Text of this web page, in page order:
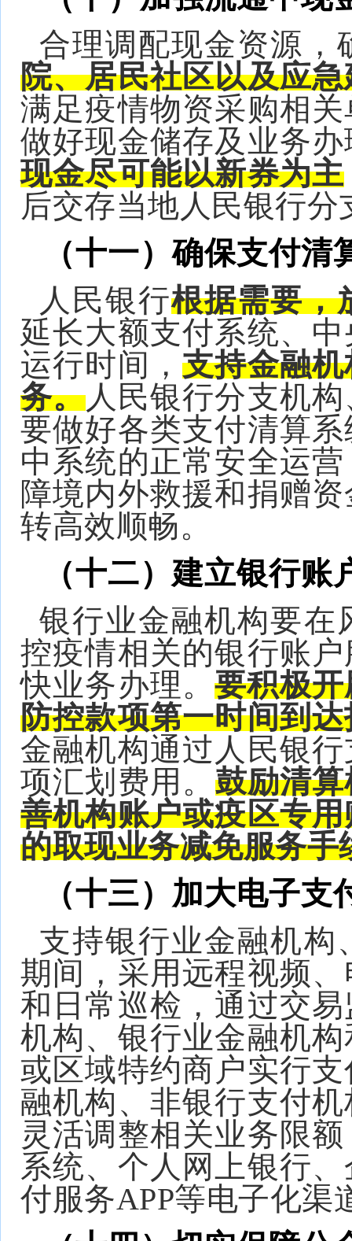
合理调配现金资源，
院、居民社区以及应
满足疫情物资采购相
做好现金储存及业务
现金尽可能以新券为主
后交存当地人民银行分
（十一）确保支付清
人民银行根据需要，
延长大额支付系统、
运行时间，支持金融
务。人民银行分支机
要做好各类支付清算
中系统的正常安全运
障境内外救援和捐赠
转高效顺畅。
（十二）建立银行
银行业金融机构要在
控疫情相关的银行账
快业务办理。要积极
防控款项第一时间到
金融机构通过人民银
项汇划费用。 鼓励清
善机构账户或疫区专
的取现业务减免服务手
（十三）加大电子
支持银行业金融机构
期间，采用远程视频
和日常巡检，通过交
机构、银行业金融机
或区域特约商户实行
融机构、非银行支付
灵活调整相关业务限
系统、个人网上银行
付服务APP等电子化渠